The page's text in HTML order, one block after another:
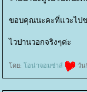
ขอบคุณนะคะที่แวะไปช
ไวปานวอกจริงๆค่ะ
ดย: อน่าจอมซ่าส์ วัน